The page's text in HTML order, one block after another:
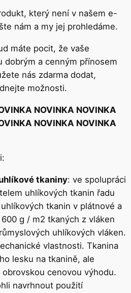
který není v našem e-
nám a my jej prohledáme.
máte pocit, že vaše
dobrým a cenným přínosem
nás zdarma dodat,
možnosti.
NOVINKA NOVINKA
NOVINKA NOVINKA
tkaniny: ve spolupráci
uhlíkových tkanin řadu
tkanin v plátnové a
g / m2 tkaných z vláken
uhlíkových vláken.
vlastnosti. Tkanina
lesku na tkanině, ale
cenovou výhodu.
navrhnout použití